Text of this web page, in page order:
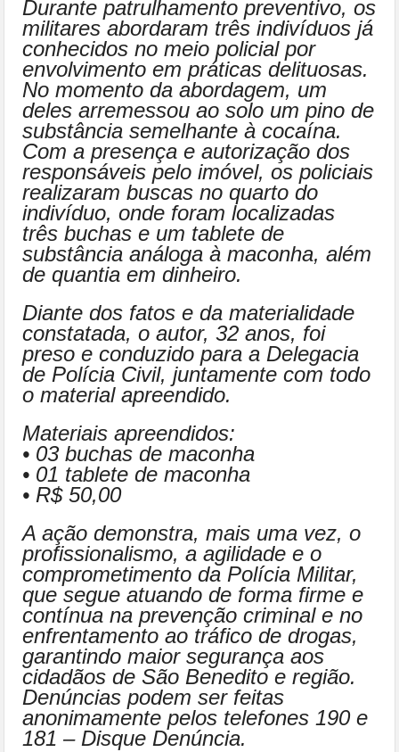
Durante patrulhamento preventivo, os
militares abordaram três indivíduos já
conhecidos no meio policial por
envolvimento em práticas delituosas.
No momento da abordagem, um
deles arremessou ao solo um pino de
substância semelhante à cocaína.
Com a presença e autorização dos
responsáveis pelo imóvel, os policiais
realizaram buscas no quarto do
indivíduo, onde foram localizadas
três buchas e um tablete de
substância análoga à maconha, além
de quantia em dinheiro.
Diante dos fatos e da materialidade
constatada, o autor, 32 anos, foi
preso e conduzido para a Delegacia
de Polícia Civil, juntamente com todo
o material apreendido.
Materiais apreendidos:
• 03 buchas de maconha
• 01 tablete de maconha
• R$ 50,00
A ação demonstra, mais uma vez, o
profissionalismo, a agilidade e o
comprometimento da Polícia Militar,
que segue atuando de forma firme e
contínua na prevenção criminal e no
enfrentamento ao tráfico de drogas,
garantindo maior segurança aos
cidadãos de São Benedito e região.
Denúncias podem ser feitas
anonimamente pelos telefones 190 e
181 – Disque Denúncia.